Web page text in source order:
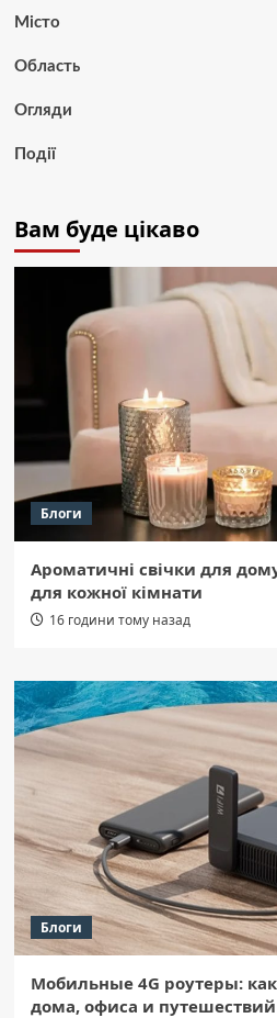
Місто
Область
Огляди
Події
Вам буде цікаво
Блоги
Ароматичні свічки для
для кожної кімнати
16 години тому назад
Блоги
Мобильные 4G роутеры:
дома, офиса и путешествий